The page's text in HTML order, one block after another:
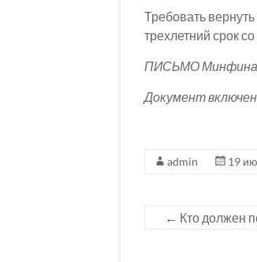
Требовать
трехлетний срок
ПИСЬМО Минфина
Документ
admin 19
← Кто должен